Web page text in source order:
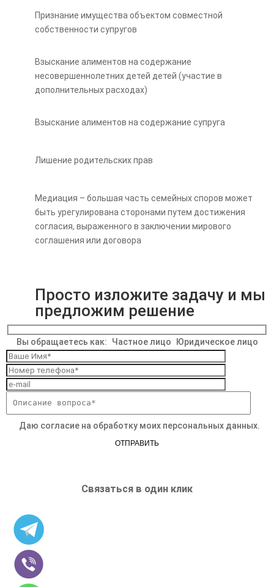
Признание имущества объектом совместной
собственности супругов
Взыскание алиментов на содержание
несовершеннолетних детей детей (участие в
дополнительных расходах)
Взыскание алиментов на содержание супруга
Лишение родительских прав
Медиация – большая часть семейных споров может
быть урегулирована сторонами путем достижения
согласия, выраженного в заключении мирового
соглашения или договора
Просто изложите задачу и мы
предложим решение
Вы обращаетесь как: Частное лицо Юридическое лицо
Даю согласие на обработку моих персональных данных.
ОТПРАВИТЬ
Связаться в один клик